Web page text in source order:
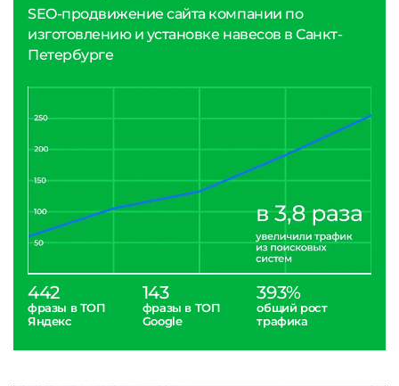
SEO-продвижение сайта компании по
изготовлению и установке навесов в Санкт-
Петербурге
442
фразы в ТОП
Яндекс
143
фразы в ТОП
Google
393%
общий рост
трафика